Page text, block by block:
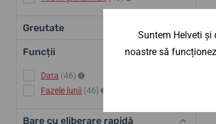
Greutate
Funcții
Data (46)
Fazele lunii (46)
Bare cu eliberare rapidă
Suntem Helveti și
noastre să